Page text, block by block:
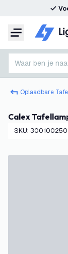
Menu
Waar ben je
Oplaadbare
Calex
SKU: